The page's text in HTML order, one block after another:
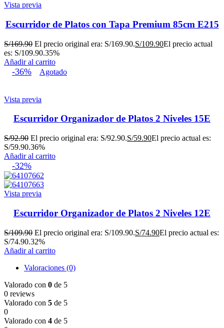
Vista previa
Escurridor de Platos con Tapa Premium 85cm E215
S/169.90 El precio original era: S/169.90.S/109.90El precio actual
es: S/109.90.35%
Añadir al carrito
-36% Agotado
Vista previa
Escurridor Organizador de Platos 2 Niveles 15E
S/92.90 El precio original era: S/92.90.S/59.90El precio actual es:
S/59.90.36%
Añadir al carrito
-32%
Vista previa
Escurridor Organizador de Platos 2 Niveles 12E
S/109.90 El precio original era: S/109.90.S/74.90El precio actual es:
S/74.90.32%
Añadir al carrito
Valoraciones (0)
Valorado con 0 de 5
0 reviews
Valorado con 5 de 5
0
Valorado con 4 de 5